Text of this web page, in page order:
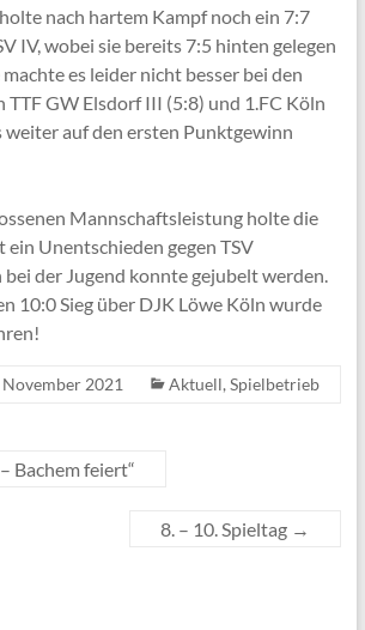
nach hartem Kampf noch ein 7:7
IV, wobei sie bereits 7:5 hinten gelegen
es leider nicht besser bei den
TTF GW Elsdorf III (5:8) und 1.FC Köln
weiter auf den ersten Punktgewinn
Mannschaftsleistung holte die
Unentschieden gegen TSV
der Jugend konnte gejubelt werden.
10:0 Sieg über DJK Löwe Köln wurde
November 2021 Aktuell, Spielbetrieb
Bachem feiert“
8. – 10. Spieltag →